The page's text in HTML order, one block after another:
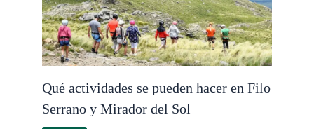
Qué actividades se pueden hacer en Filo
Serrano y Mirador del Sol